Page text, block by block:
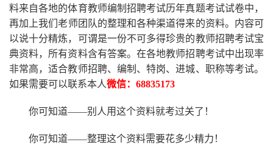
料来自各地的体育教师编制招聘考试历年真题考试试卷中，
再加上我们老师 团队的整理和各种渠道得来的资料。内容可
以说十分精炼，可谓是一份不可多得珍贵的教师招聘考试宝
典资料，所有资料含有答案。在各地教师招聘考试中出现率
非常高，适合教师招聘、编制、特岗、进城、职称等考试。
如果需要可以联系本人微信： 68835173
你可知道——别人用这个资料就考过关了！
你可知道——整理这个资料需要花多少精力 ！